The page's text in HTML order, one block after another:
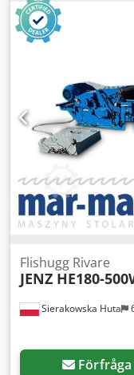
tandade
- elektrisk auto-
längd på
mm - totala mått
5200x560x910 mm
Dwodpfx Aszruu
mycket bra skick
EUR beroende på
större
Sierakowska Huta
Flishugg Rivare
JENZ HE180-
Förfråga